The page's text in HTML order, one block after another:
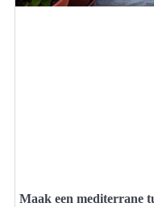
Maak een mediterrane